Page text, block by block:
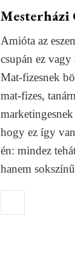
Mesterházi
Amióta az
csupán ez
Mat-fizesnek
mat-fizes,
hogy ez így
én: mindez
hanem